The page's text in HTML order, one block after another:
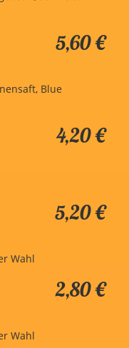
5,60 €
Blue
4,20 €
5,20 €
Wahl
2,80 €
Wahl